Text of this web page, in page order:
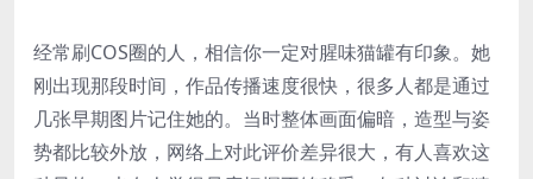
经常刷COS圈的人，相信你一定对腥味猫罐有印象。她
刚出现那段时间，作品传播速度很快，很多人都是通过
几张早期图片记住她的。当时整体画面偏暗，造型与姿
势都比较外放，网络上对此评价差异很大，有人喜欢这